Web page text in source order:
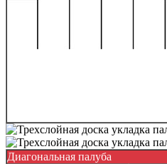
Диагональная палуба